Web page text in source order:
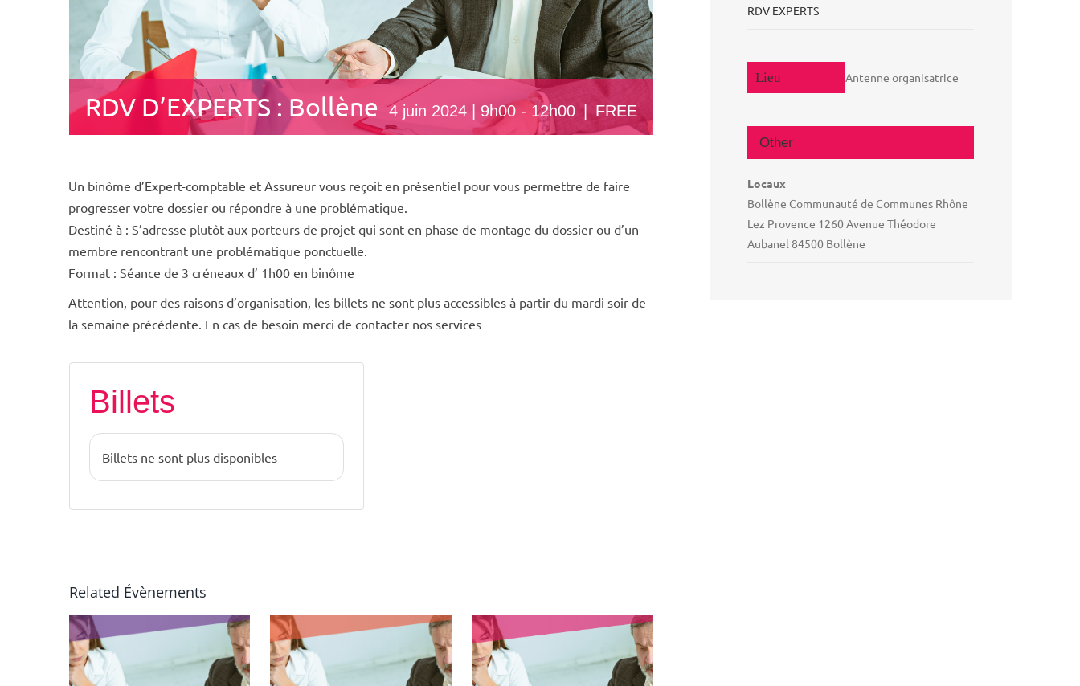
RDV D’EXPERTS : Bollène 4 juin 2024 | 9h00- 12h00 | FREE
Un binôme d’Expert-comptable et Assureur vous reçoit en présentiel pour vous permettre de faire
progresser votre dossier ou répondre à une problématique.
Destiné à : S’adresse plutôt aux porteurs de projet qui sont en phase de montage du dossier ou d’un
membre rencontrant une problématique ponctuelle.
Format : Séance de 3 créneaux d’ 1h00 en binôme
Attention, pour des raisons d’organisation, les billets ne sont plus accessibles à partir du mardi soir de
la semaine précédente. En cas de besoin merci de contacter nos services
Billets
Billets ne sont plus disponibles
Related Évènements
RDV EXPERTS
Antenne organisatrice
Other
Locaux
Bollène Communauté de Communes Rhône
Lez Provence 1260 Avenue Théodore
Aubanel 84500 Bollène